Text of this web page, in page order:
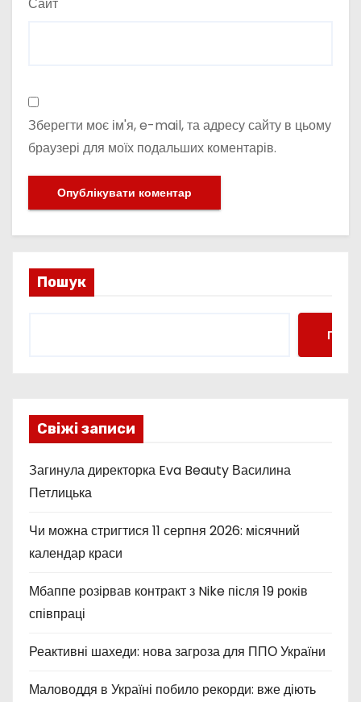
Сайт
Зберегти моє ім'я, e-mail, та адресу сайту в цьому
браузері для моїх подальших коментарів.
Пошук
Свіжі записи
Загинула директорка Eva Beauty Василина
Петлицька
Чи можна стригтися 11 серпня 2026: місячний
календар краси
Мбаппе розірвав контракт з Nike після 19 років
співпраці
Реактивні шахеди: нова загроза для ППО України
Маловоддя в Україні побило рекорди: вже діють